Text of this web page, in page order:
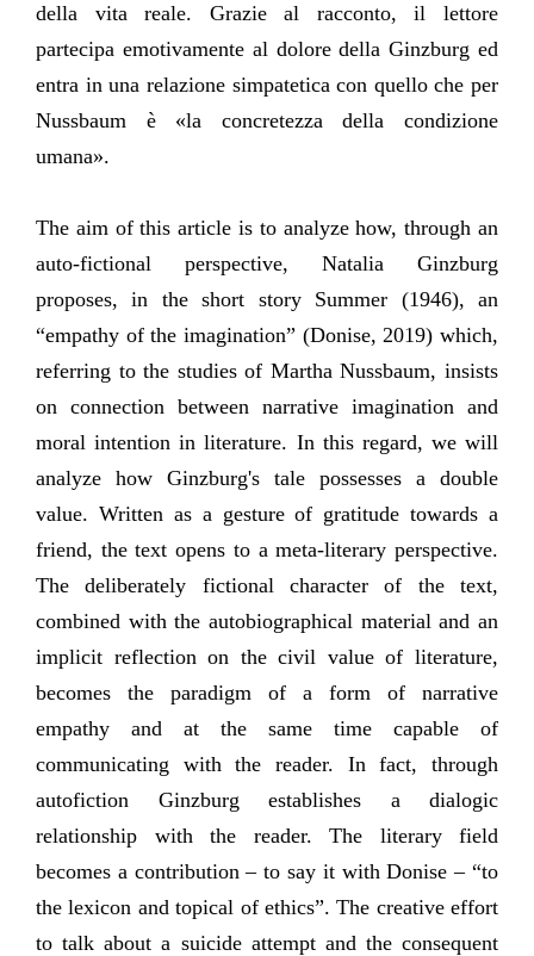
della vita reale. Grazie al racconto, il lettore
partecipa emotivamente al dolore della Ginzburg ed
entra in una relazione simpatetica con quello che per
Nussbaum è «la concretezza della condizione
umana».
The aim of this article is to analyze how, through an
auto-fictional perspective, Natalia Ginzburg
proposes, in the short story Summer (1946), an
“empathy of the imagination” (Donise, 2019) which,
referring to the studies of Martha Nussbaum, insists
on connection between narrative imagination and
moral intention in literature. In this regard, we will
analyze how Ginzburg's tale possesses a double
value. Written as a gesture of gratitude towards a
friend, the text opens to a meta-literary perspective.
The deliberately fictional character of the text,
combined with the autobiographical material and an
implicit reflection on the civil value of literature,
becomes the paradigm of a form of narrative
empathy and at the same time capable of
communicating with the reader. In fact, through
autofiction Ginzburg establishes a dialogic
relationship with the reader. The literary field
becomes a contribution – to say it with Donise – “to
the lexicon and topical of ethics”. The creative effort
to talk about a suicide attempt and the consequent